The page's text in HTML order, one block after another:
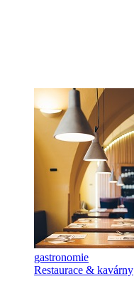
gastronomie
Restaurace & kavárny